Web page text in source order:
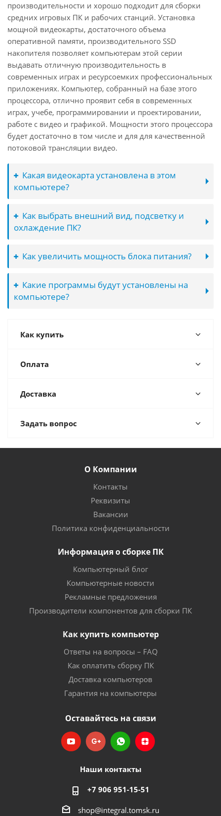
производительности и хорошо подходит для сборки
средних игровых ПК и рабочих станций. Установка
мощной видеокарты, достаточного объема
оперативной памяти, производительного SSD
накопителя позволяет компьютерам этой серии
выдавать отличную производительность в
современных играх и ресурсоемких профессиональных
приложениях. Компьютер, собранный на базе этого
процессора, отлично проявит себя в современных
играх, учебе, программировании и проектировании,
работе с видео и графикой. Мощности этого процессора
будет достаточно в том числе и для для качественной
потоковой трансляции видео.
Какая видеокарта установлена в этом
компьютере?
Как выбрать внешний вид, подсветку и
охлаждение ПК?
Как увеличить мощность блока питания?
Какие программы будут установлены на
компьютере?
Как купить
Оплата
Доставка
Задать вопрос
О Компании
Контакты
Реквизиты
Вакансии
Политика конфиденциальности
Информация о сборке ПК
Компьютерный блог
Компьютерные новости
Рекламные предложения
Производители компонентов для сборки ПК
Как купить компьютер
Ответы на вопросы – FAQ
Как оплатить сборку ПК
Доставка компьютеров
Гарантия на компьютеры
Оставайтесь на связи
Наши контакты
+7 906 951-15-51
shop@integral.tomsk.ru